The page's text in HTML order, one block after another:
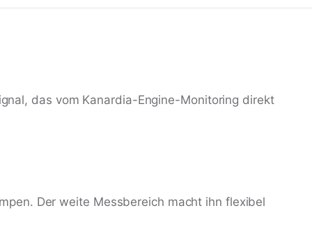
das vom Kanardia-Engine-Monitoring direkt
Der weite Messbereich macht ihn flexibel